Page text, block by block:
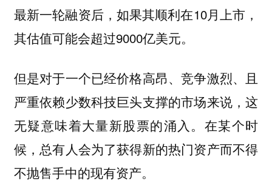
最新一轮融资后，如果其顺利在10月上市，
其估值可能会超过9000亿美元。
但是对于一个已经价格高昂、竞争激烈、且
严重依赖少数科技巨头支撑的市场来说，这
无疑意味着大量新股票的涌入。在某个时
候，总有人会为了获得新的热门资产而不得
不抛售手中的现有资产。